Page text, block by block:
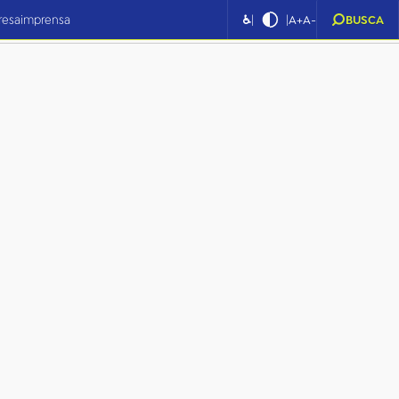
imprensa ♿| |A+A- BUSCA